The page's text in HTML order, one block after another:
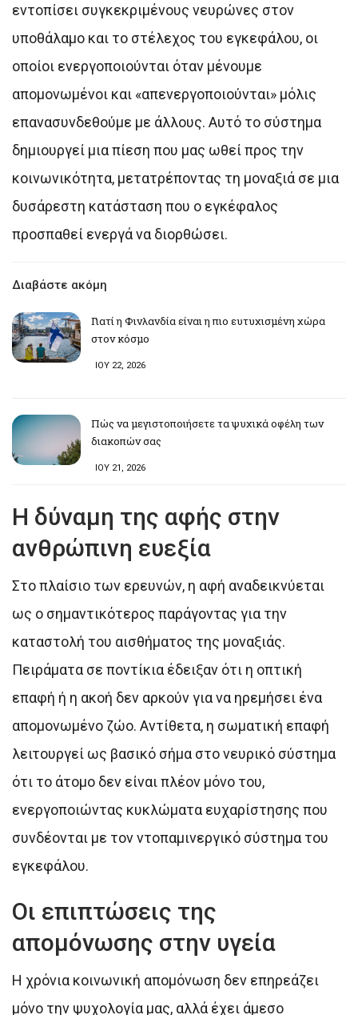
εντοπίσει συγκεκριμένους νευρώνες στον
υποθάλαμο και το στέλεχος του εγκεφάλου, οι
οποίοι ενεργοποιούνται όταν μένουμε
απομονωμένοι και «απενεργοποιούνται» μόλις
επανασυνδεθούμε με άλλους. Αυτό το σύστημα
δημιουργεί μια πίεση που μας ωθεί προς την
κοινωνικότητα, μετατρέποντας τη μοναξιά σε μια
δυσάρεστη κατάσταση που ο εγκέφαλος
προσπαθεί ενεργά να διορθώσει.
Διαβάστε ακόμη
Γιατί η Φινλανδία είναι η πιο ευτυχισμένη χώρα
στον κόσμο
ΙΟΥ 22, 2026
Πώς να μεγιστοποιήσετε τα ψυχικά οφέλη των
διακοπών σας
ΙΟΥ 21, 2026
Η δύναμη της αφής στην
ανθρώπινη ευεξία
Στο πλαίσιο των ερευνών, η αφή αναδεικνύεται
ως ο σημαντικότερος παράγοντας για την
καταστολή του αισθήματος της μοναξιάς.
Πειράματα σε ποντίκια έδειξαν ότι η οπτική
επαφή ή η ακοή δεν αρκούν για να ηρεμήσει ένα
απομονωμένο ζώο. Αντίθετα, η σωματική επαφή
λειτουργεί ως βασικό σήμα στο νευρικό σύστημα
ότι το άτομο δεν είναι πλέον μόνο του,
ενεργοποιώντας κυκλώματα ευχαρίστησης που
συνδέονται με τον ντοπαμινεργικό σύστημα του
εγκεφάλου.
Οι επιπτώσεις της
απομόνωσης στην υγεία
Η χρόνια κοινωνική απομόνωση δεν επηρεάζει
μόνο την ψυχολογία μας, αλλά έχει άμεσο